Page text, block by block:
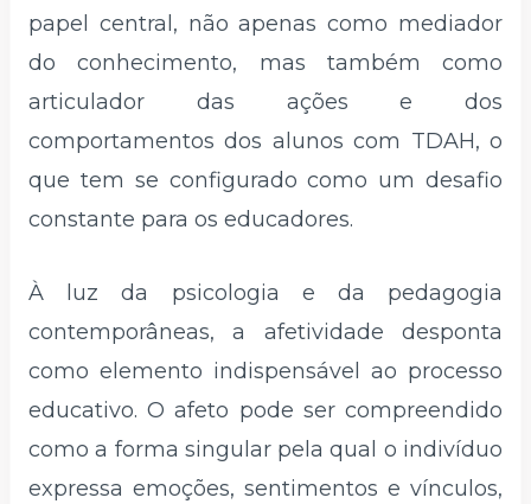
papel central, não apenas como mediador
do conhecimento, mas também como
articulador das ações e dos
comportamentos dos alunos com TDAH, o
que tem se configurado como um desafio
constante para os educadores.
À luz da psicologia e da pedagogia
contemporâneas, a afetividade desponta
como elemento indispensável ao processo
educativo. O afeto pode ser compreendido
como a forma singular pela qual o indivíduo
expressa emoções, sentimentos e vínculos,